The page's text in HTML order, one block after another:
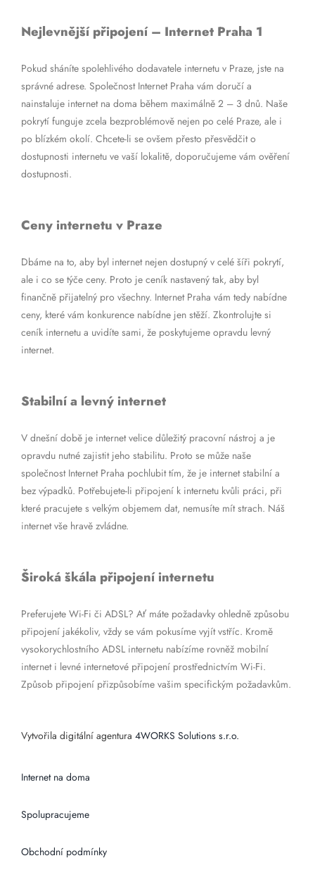
Nejlevnější připojení – Internet Praha 1
Pokud sháníte spolehlivého dodavatele internetu v Praze, jste na
správné adrese. Společnost Internet Praha vám doručí a
nainstaluje internet na doma během maximálně 2 – 3 dnů. Naše
pokrytí funguje zcela bezproblémově nejen po celé Praze, ale i
po blízkém okolí. Chcete-li se ovšem přesto přesvědčit o
dostupnosti internetu ve vaší lokalitě, doporučujeme vám ověření
dostupnosti.
Ceny internetu v Praze
Dbáme na to, aby byl internet nejen dostupný v celé šíři pokrytí,
ale i co se týče ceny. Proto je ceník nastavený tak, aby byl
finančně přijatelný pro všechny. Internet Praha vám tedy nabídne
ceny, které vám konkurence nabídne jen stěží. Zkontrolujte si
ceník internetu a uvidíte sami, že poskytujeme opravdu levný
internet.
Stabilní a levný internet
V dnešní době je internet velice důležitý pracovní nástroj a je
opravdu nutné zajistit jeho stabilitu. Proto se může naše
společnost Internet Praha pochlubit tím, že je internet stabilní a
bez výpadků. Potřebujete-li připojení k internetu kvůli práci, při
které pracujete s velkým objemem dat, nemusíte mít strach. Náš
internet vše hravě zvládne.
Široká škála připojení internetu
Preferujete Wi-Fi či ADSL? Ať máte požadavky ohledně způsobu
připojení jakékoliv, vždy se vám pokusíme vyjít vstříc. Kromě
vysokorychlostního ADSL internetu nabízíme rovněž mobilní
internet i levné internetové připojení prostřednictvím Wi-Fi.
Způsob připojení přizpůsobíme vašim specifickým požadavkům.
Vytvořila digitální agentura 4WORKS Solutions s.r.o.
Internet na doma
Spolupracujeme
Obchodní podmínky